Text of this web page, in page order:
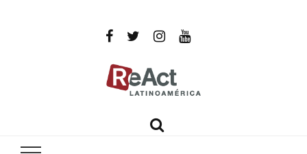
Por un mundo libre de infecciones intratables